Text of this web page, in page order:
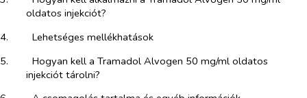
oldatos injekciót?
4.​
Lehetséges mellékhatások
5.​
Hogyan kell a Tramadol Alvogen 50 mg/ml oldatos
injekciót tárolni?